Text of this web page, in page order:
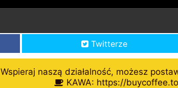
Twitterze
Wspieraj naszą działalność, możesz
KAWA: https://